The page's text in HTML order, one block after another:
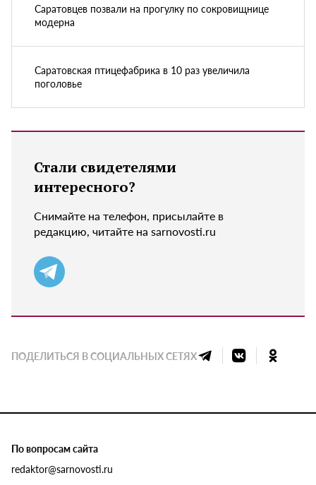
Саратовцев позвали на прогулку по сокровищнице
модерна
Саратовская птицефабрика в 10 раз увеличила
поголовье
Стали свидетелями
интересного?
Снимайте на телефон, присылайте в
редакцию, читайте на sarnovosti.ru
ПОДЕЛИТЬСЯ В СОЦИАЛЬНЫХ СЕТЯХ
По вопросам сайта
redaktor@sarnovosti.ru